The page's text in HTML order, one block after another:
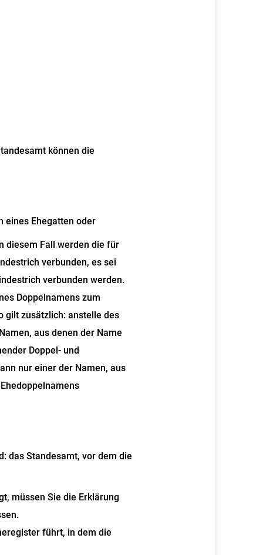
können die
eines Ehegatten oder
diesem Fall werden die für
verbunden, es sei
verbunden werden.
Doppelnamens zum
gilt zusätzlich: anstelle des
aus denen der Name
Doppel- und
nur einer der Namen, aus
das Standesamt, vor dem die
müssen Sie die Erklärung
führt, in dem die